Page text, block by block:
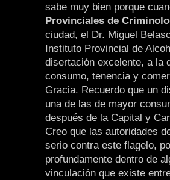
sabe muy bien porque
Provinciales de
ciudad, el Dr. Miguel
Instituto Provincial de
disertación excelente, a la
consumo, tenencia y
Gracia. Recuerdo que un
una de las de mayor
después de la Capital y
Creo que las autoridades
serio contra este flagelo,
profundamente dentro de
vinculación que existe